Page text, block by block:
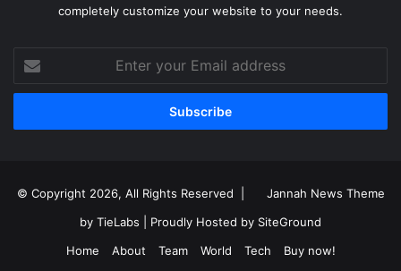
completely customize your website to your needs.
your
Email
© Copyright 2026, All Rights Reserved |
Jannah News Theme
by TieLabs | Proudly Hosted by SiteGround
Home
About Team World Tech Buy now!